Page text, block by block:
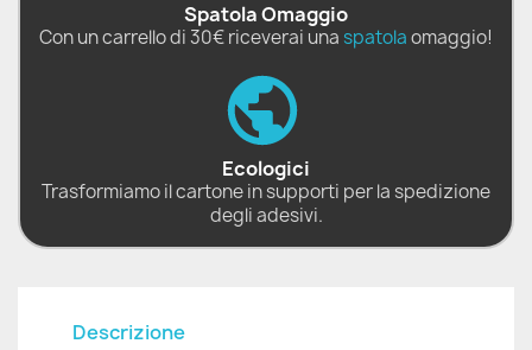
Spatola Omaggio
Con un carrello di 30€ riceverai una spatolaomaggio!
Ecologici
Trasformiamo il cartone in supporti per la spedizione
degli adesivi.
Descrizione